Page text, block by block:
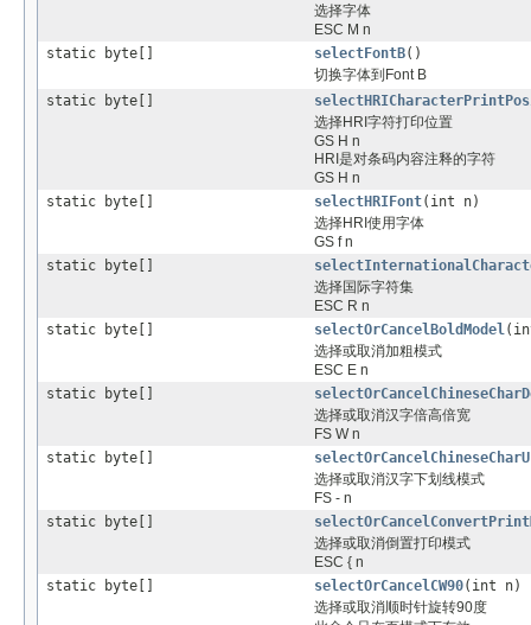
选择字体
ESC M n
static byte[]
selectFontB()
切换字体到Font B
static byte[]
选择HRI字符打印位置
GS H n
HRI是对条码内容注释的字符
GS H n
static byte[]
selectHRIFont(int n)
选择HRI使用字体
GS f n
static byte[]
选择国际字符集
ESC R n
static byte[]
selectOrCancelBoldModel
选择或取消加粗模式
ESC E n
static byte[]
选择或取消汉字倍高倍宽
FS W n
static byte[]
选择或取消汉字下划线模式
FS - n
static byte[]
选择或取消倒置打印模式
ESC { n
static byte[]
selectOrCancelCW90(int n)
选择或取消顺时针旋转90度